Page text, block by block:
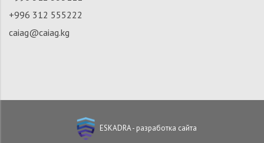
+996 312 555222
caiag@caiag.kg
ESKADRA - разработка сайта